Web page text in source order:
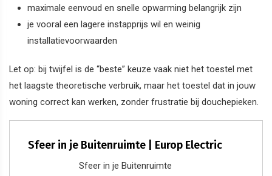
maximale eenvoud en snelle opwarming belangrijk zijn
je vooral een lagere instapprijs wil en weinig
installatievoorwaarden
Let op: bij twijfel is de “beste” keuze vaak niet het toestel met
het laagste theoretische verbruik, maar het toestel dat in jouw
woning correct kan werken, zonder frustratie bij douchepieken.
Sfeer in je Buitenruimte | Europ Electric
Sfeer in je Buitenruimte